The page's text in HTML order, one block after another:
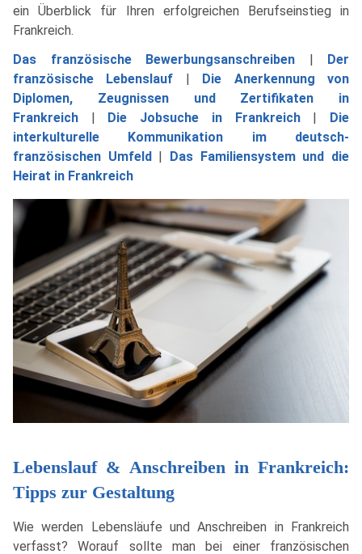
ein Überblick für Ihren erfolgreichen Berufseinstieg in
Frankreich.
Das französische Bewerbungsanschreiben | Der
französische Lebenslauf | Die Anerkennung von
Diplomen, Zeugnissen und Zertifikaten in
Frankreich | Die Jobsuche in Frankreich| Die
interkulturelle Kommunikation im deutsch-
französischen Umfeld| Das Familiensystem und die
Heirat in Frankreich
Lebenslauf & Anschreiben in Frankreich:
Tipps zur Gestaltung
Wie werden Lebensläufe und Anschreiben in Frankreich
verfasst? Worauf sollte man bei einer französischen